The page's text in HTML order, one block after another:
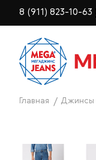
8 (911) 823-10-63
Главная Джинсы